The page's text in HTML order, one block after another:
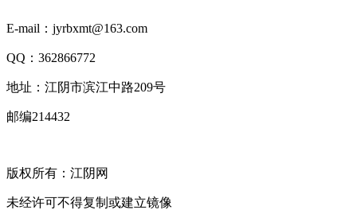
E-mail：jyrbxmt@163.com
QQ：362866772
地址：江阴市滨江中路209号
邮编214432
版权所有：江阴网
未经许可不得复制或建立镜像